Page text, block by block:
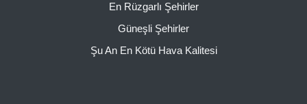
En Rüzgarlı Şehirler
Güneşli Şehirler
Şu An En Kötü Hava Kalitesi